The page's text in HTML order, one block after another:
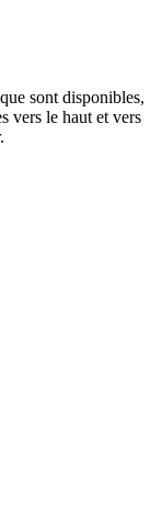
sont disponibles,
vers le haut et vers